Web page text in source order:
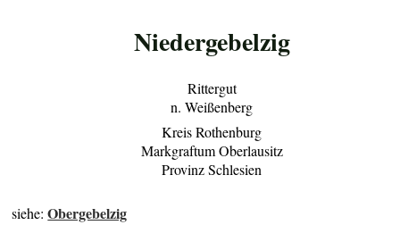
Niedergebelzig
Rittergut
n. Weißenberg
Kreis Rothenburg
Markgraftum Oberlausitz
Provinz Schlesien
siehe:Obergebelzig